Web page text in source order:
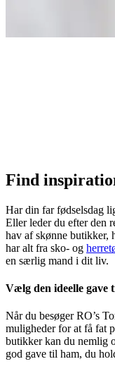
Find
Har din far fødselsdag
Eller leder du efter den
hav af skønne butikker,
har alt fra sko- og
en særlig mand i dit liv.
Vælg den ideelle gave
Når du besøger RO’s
muligheder for at få fat
butikker kan du nemlig
god gave til ham, du